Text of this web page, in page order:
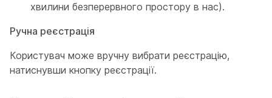
хвилини безперервного простору в нас).
Ручна реєстрація
Користувач може вручну вибрати реєстрацію,
натиснувши кнопку реєстрації.